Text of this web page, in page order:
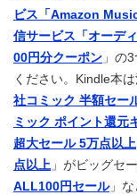
ビス「Amazon
信サービス「オーデ
00円分クーポン 」の
ください。Kindle本
社コミック 半額セー
ミック ポイント還元
超大セール 5万点以上
点以上 」がビッグセ
ALL100円セール」な